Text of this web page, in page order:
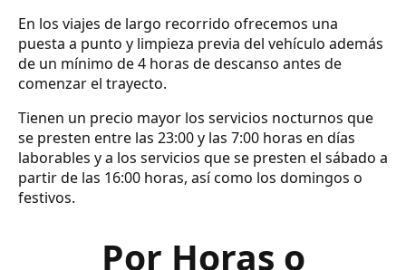
En los viajes de largo recorrido ofrecemos una
puesta a punto y limpieza previa del vehículo además
de un mínimo de 4 horas de descanso antes de
comenzar el trayecto.
Tienen un precio mayor los servicios nocturnos que
se presten entre las 23:00 y las 7:00 horas en días
laborables y a los servicios que se presten el sábado a
partir de las 16:00 horas, así como los domingos o
festivos.
Por Horas o